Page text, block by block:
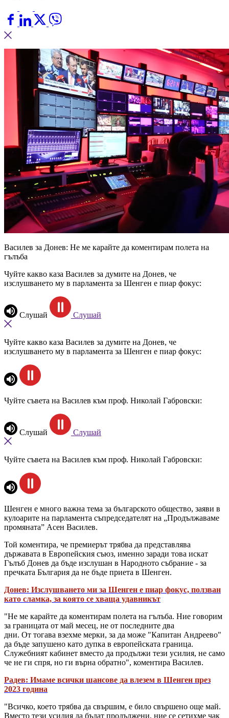
Василев за Донев: Не ме карайте да коментирам полета на
гълъба
Чуйте какво каза Василев за думите на Донев, че
изслушването му в парламента за Шенген е пиар фокус:
Слушай Слушай
Чуйте какво каза Василев за думите на Донев, че
изслушването му в парламента за Шенген е пиар фокус:
Чуйте съвета на Василев към проф. Николай Габровски:
Слушай Слушай
Чуйте съвета на Василев към проф. Николай Габровски:
Шенген е много важна тема за българското общество, заяви в
кулоарите на парламента съпредседателят на „Продължаваме
промяната” Асен Василев.
Той коментира, че премиерът трябва да представлява
държавата в Европейския съюз, именно заради това искат
Гълъб Донев да бъде изслушан в Народното събрание - за
пречката България да не бъде приета в Шенген.
Донев: Изслушването ми за Шенген е пиар фокус, ползван
като сламка, за която се хваща удавникът
"Не ме карайте да коментирам полета на гълъба. Ние говорим
за границата от май месец, не от последните два
дни. От тогава взехме мерки, за да може "Капитан Андреево"
да бъде запушено като дупка в европейската граница.
Служебният кабинет вместо да продължи тези усилия, не само
че не ги спря, но ги върна обратно", коментира Василев.
Радев: Имаме всички шансове да влезем в Шенген през
2023 година
"Всичко, което трябва да свършим, е било свършено още май.
Вместо тези усилия да бъдат продължени, ние се сетихме чак